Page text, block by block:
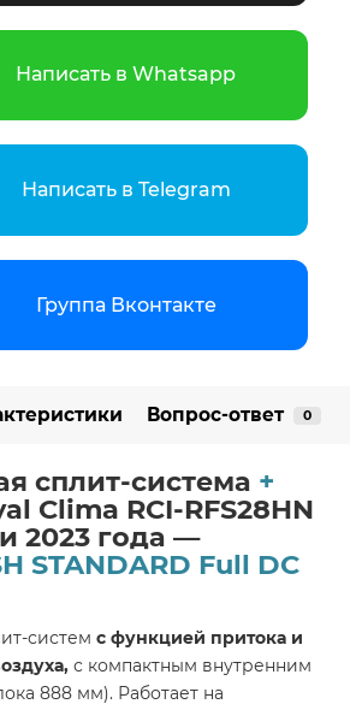
Написать в Whatsapp
Написать в Telegram
Группа Вконтакте
Вопрос-ответ 0
сплит-система +
Clima RCI-RFS28HN
2023 года —
STANDARD Full DC
систем с функцией притока и
с компактным внутренним
888 мм). Работает на